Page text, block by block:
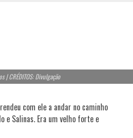
| CRÉDITOS: Divulgação
com ele a andar no caminho
e Salinas. Era um velho forte e